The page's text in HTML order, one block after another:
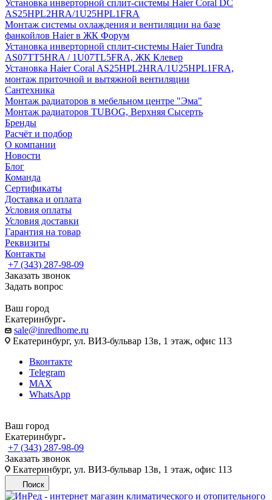
Установка инверторной сплит-системы Haier Coral DC
AS25HPL2HRA/1U25HPL1FRA
Монтаж системы охлаждения и вентиляции на базе
фанкойлов Haier в ЖК Форум
Установка инверторной сплит-системы Haier Tundra
AS07TT5HRA / 1U07TL5FRA, ЖК Клевер
Установка Haier Coral AS25HPL2HRA/1U25HPL1FRA,
монтаж приточной и вытяжной вентиляции
Сантехника
Монтаж радиаторов в мебельном центре "Эма"
Монтаж радиаторов TUBOG, Верхняя Сысерть
Бренды
Расчёт и подбор
О компании
Новости
Блог
Команда
Сертификаты
Доставка и оплата
Условия оплаты
Условия доставки
Гарантия на товар
Реквизиты
Контакты
+7 (343) 287-98-09
Заказать звонок
Задать вопрос
Ваш город
Екатеринбург
sale@inredhome.ru
Екатеринбург, ул. ВИЗ-бульвар 13в, 1 этаж, офис 113
Вконтакте
Telegram
MAX
WhatsApp
Ваш город
Екатеринбург
+7 (343) 287-98-09
Заказать звонок
Екатеринбург, ул. ВИЗ-бульвар 13в, 1 этаж, офис 113
Поиск